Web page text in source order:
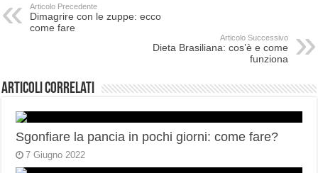
Articolo Precedente
Dimagrire con le zuppe: ecco
come fare
Articolo Successivo
Dieta Brasiliana: cos’è e come
funziona
Articoli correlati
Sgonfiare la pancia in pochi giorni: come fare?
7 Giugno 2022